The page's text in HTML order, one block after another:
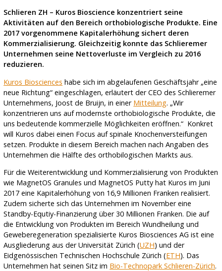
Schlieren ZH – Kuros Bioscience konzentriert seine
Aktivitäten auf den Bereich orthobiologische Produkte. Eine
2017 vorgenommene Kapitalerhöhung sichert deren
Kommerzialisierung. Gleichzeitig konnte das Schlieremer
Unternehmen seine Nettoverluste im Vergleich zu 2016
reduzieren.
Kuros Biosciences habe sich im abgelaufenen Geschäftsjahr „eine
neue Richtung“ eingeschlagen, erläutert der CEO des Schlieremer
Unternehmens, Joost de Bruijn, in einer Mitteilung. „Wir
konzentrieren uns auf modernste orthobiologische Produkte, die
uns bedeutende kommerzielle Möglichkeiten eröffnen.“ Konkret
will Kuros dabei einen Focus auf spinale Knochenversteifungen
setzen. Produkte in diesem Bereich machen nach Angaben des
Unternehmen die Hälfte des orthobilogischen Markts aus.
Für die Weiterentwicklung und Kommerzialisierung von Produkten
wie MagnetOS Granules und MagnetOS Putty hat Kuros im Juni
2017 eine Kapitalerhöhung von 16,9 Millionen Franken realisiert.
Zudem sicherte sich das Unternehmen im November eine
Standby-Equtiy-Finanzierung über 30 Millionen Franken. Die auf
die Entwicklung von Produkten im Bereich Wundheilung und
Geweberegeneration spezialisierte Kuros Biosciences AG ist eine
Ausgliederung aus der Universität Zürich (UZH) und der
Eidgenössischen Technischen Hochschule Zürich (ETH). Das
Unternehmen hat seinen Sitz im Bio-Technopark Schlieren-Zürich.